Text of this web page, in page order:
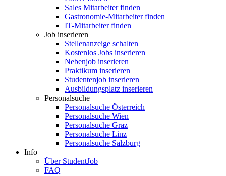
Sales Mitarbeiter finden
Gastronomie-Mitarbeiter finden
IT-Mitarbeiter finden
Job inserieren
Stellenanzeige schalten
Kostenlos Jobs inserieren
Nebenjob inserieren
Praktikum inserieren
Studentenjob inserieren
Ausbildungsplatz inserieren
Personalsuche
Personalsuche Österreich
Personalsuche Wien
Personalsuche Graz
Personalsuche Linz
Personalsuche Salzburg
Info
Über StudentJob
FAQ